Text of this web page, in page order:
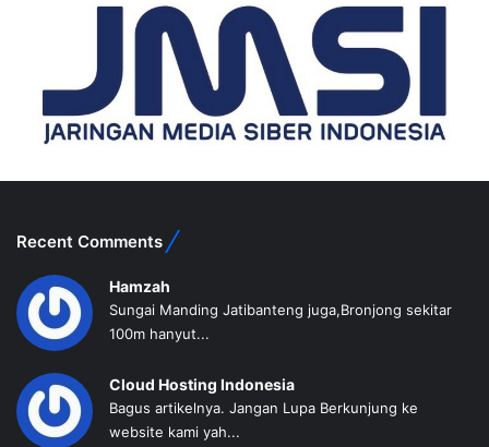
Recent Comments
Hamzah
Sungai Manding Jatibanteng juga,Bronjong sekitar
100m hanyut...
Cloud Hosting Indonesia
Bagus artikelnya. Jangan Lupa Berkunjung ke
website kami yah...